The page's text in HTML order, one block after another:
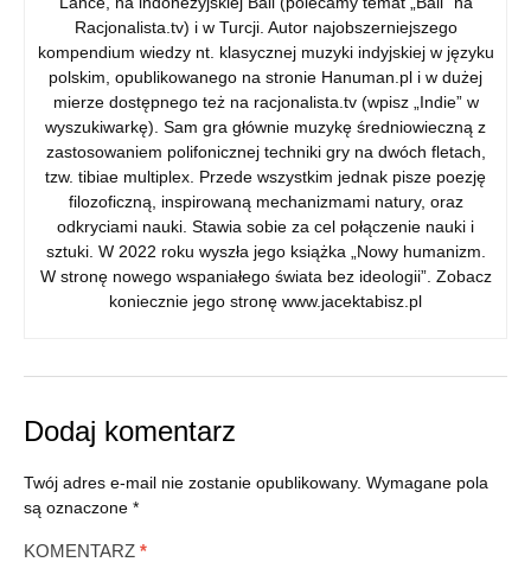
Racjonalista.tv) i w Turcji. Autor najobszerniejszego
kompendium wiedzy nt. klasycznej muzyki indyjskiej w języku
polskim, opublikowanego na stronie Hanuman.pl i w dużej
mierze dostępnego też na racjonalista.tv (wpisz „Indie” w
wyszukiwarkę). Sam gra głównie muzykę średniowieczną z
zastosowaniem polifonicznej techniki gry na dwóch fletach,
tzw. tibiae multiplex. Przede wszystkim jednak pisze poezję
filozoficzną, inspirowaną mechanizmami natury, oraz
odkryciami nauki. Stawia sobie za cel połączenie nauki i
sztuki. W 2022 roku wyszła jego książka „Nowy humanizm.
W stronę nowego wspaniałego świata bez ideologii”. Zobacz
koniecznie jego stronę www.jacektabisz.pl
Dodaj komentarz
Twój adres e-mail nie zostanie opublikowany. Wymagane pola
są oznaczone *
KOMENTARZ *